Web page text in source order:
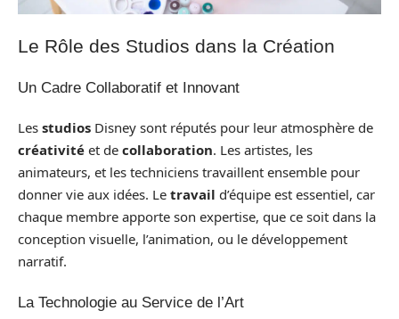
Le Rôle des Studios dans la Création
Un Cadre Collaboratif et Innovant
Les studios Disney sont réputés pour leur atmosphère de
créativité et de collaboration. Les artistes, les
animateurs, et les techniciens travaillent ensemble pour
donner vie aux idées. Le travail d’équipe est essentiel, car
chaque membre apporte son expertise, que ce soit dans la
conception visuelle, l’animation, ou le développement
narratif.
La Technologie au Service de l’Art